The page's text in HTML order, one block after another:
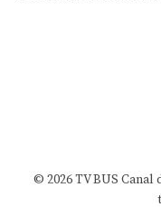
© 2026 TV BUS Canal